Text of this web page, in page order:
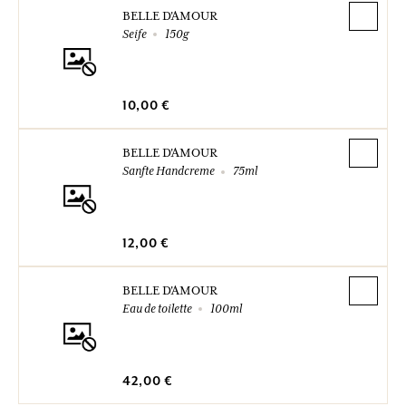
BELLE D'AMOUR
Seife
150g
10,00 €
BELLE D'AMOUR
Sanfte Handcreme
75ml
12,00 €
BELLE D'AMOUR
Eau de toilette
100ml
42,00 €